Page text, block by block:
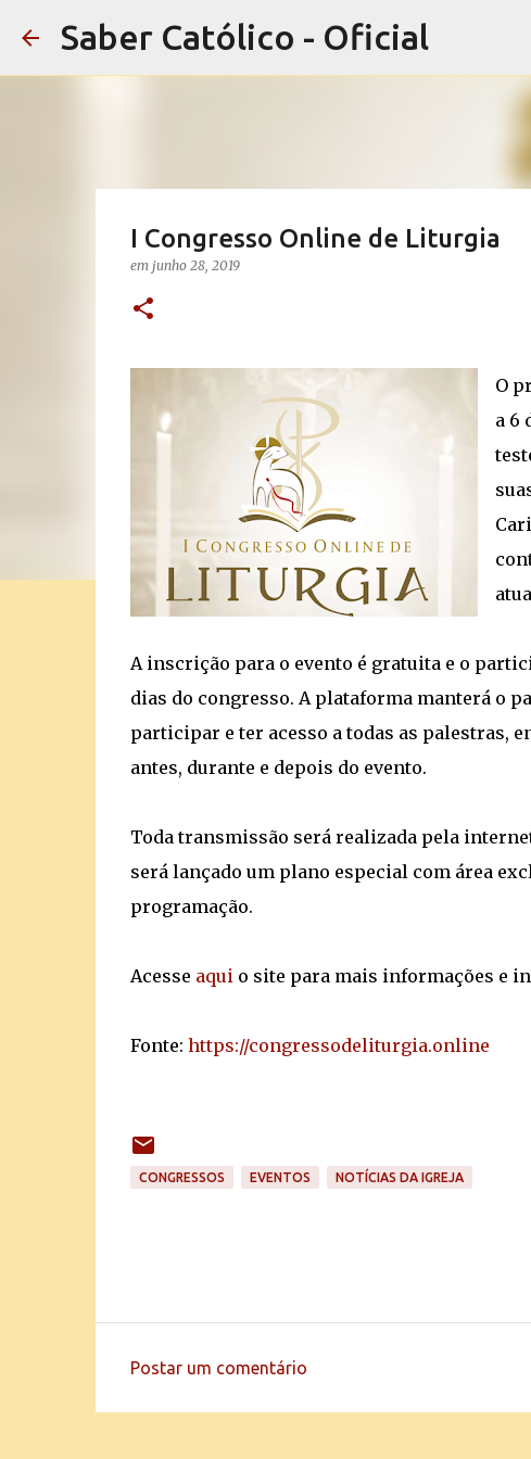
Saber Católico - Oficial
I Congresso Online de Liturgia
em junho 28, 2019
O
a 6
A inscrição para o evento é gratuita e o
dias do congresso. A plataforma manterá o
participar e ter acesso a todas as palestras,
antes, durante e depois do evento.
Toda transmissão será realizada pela
será lançado um plano especial com área
programação.
Acesse aqui o site para mais informações e
Fonte: https://congressodeliturgia.online
CONGRESSOS EVENTOS NOTÍCIAS DA IGREJA
Postar um comentário